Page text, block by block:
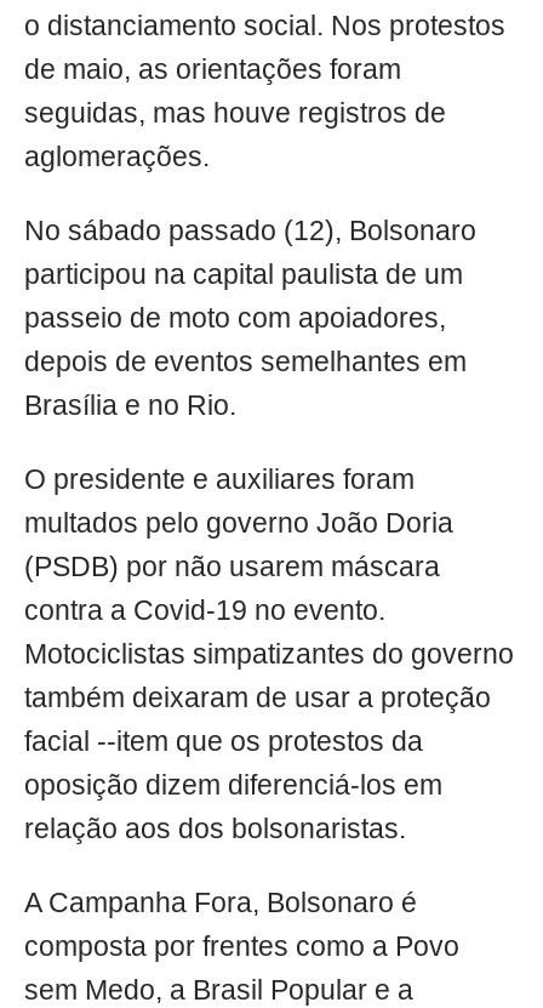
o distanciamento social. Nos protestos
de maio, as orientações foram
seguidas, mas houve registros de
aglomerações.
No sábado passado (12), Bolsonaro
participou na capital paulista de um
passeio de moto com apoiadores,
depois de eventos semelhantes em
Brasília e no Rio.
O presidente e auxiliares foram
multados pelo governo João Doria
(PSDB) por não usarem máscara
contra a Covid-19 no evento.
Motociclistas simpatizantes do governo
também deixaram de usar a proteção
facial --item que os protestos da
oposição dizem diferenciá-los em
relação aos dos bolsonaristas.
A Campanha Fora, Bolsonaro é
composta por frentes como a Povo
sem Medo, a Brasil Popular e a